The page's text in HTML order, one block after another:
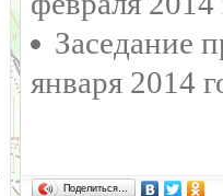
Заседание
января 2014
Поделиться…